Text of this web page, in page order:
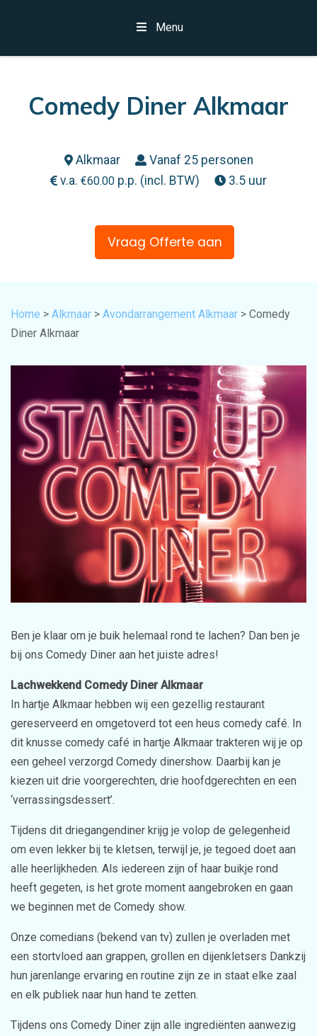
Menu
Comedy Diner Alkmaar
Alkmaar
Vanaf 25 personen
v.a.€60.00 p.p. (incl. BTW) 3.5 uur
Vraag Offerte aan
Home > Alkmaar > Avondarrangement Alkmaar > Comedy
Diner Alkmaar
Ben je klaar om je buik helemaal rond te lachen? Dan ben je
bij ons Comedy Diner aan het juiste adres!
Lachwekkend Comedy Diner Alkmaar
In hartje Alkmaar hebben wij een gezellig restaurant
gereserveerd en omgetoverd tot een heus comedy café. In
dit knusse comedy café in hartje Alkmaar trakteren wij je op
een geheel verzorgd Comedy dinershow. Daarbij kan je
kiezen uit drie voorgerechten, drie hoofdgerechten en een
‘verrassingsdessert’.
Tijdens dit driegangendiner krijg je volop de gelegenheid
om even lekker bij te kletsen, terwijl je, je tegoed doet aan
alle heerlijkheden. Als iedereen zijn of haar buikje rond
heeft gegeten, is het grote moment aangebroken en gaan
we beginnen met de Comedy show.
Onze comedians (bekend van tv) zullen je overladen met
een stortvloed aan grappen, grollen en dijenkletsers Dankzij
hun jarenlange ervaring en routine zijn ze in staat elke zaal
en elk publiek naar hun hand te zetten.
Tijdens ons Comedy Diner zijn alle ingrediënten aanwezig